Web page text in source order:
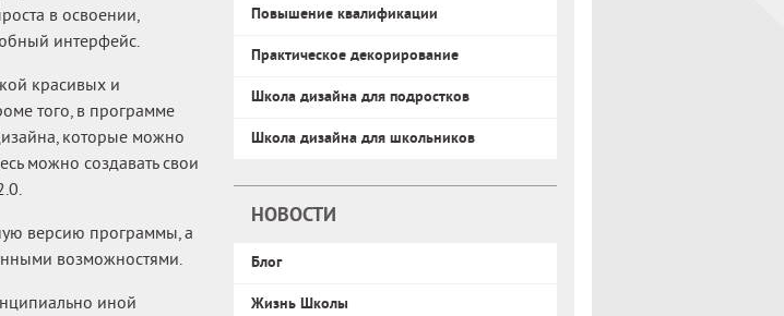
в освоении,
интерфейс.
красивых и
того, в программе
которые можно
можно создавать свои
версию программы, а
возможностями.
иной
Повышение квалификации
Практическое декорирование
Школа дизайна для подростков
Школа дизайна для школьников
НОВОСТИ
Блог
Жизнь Школы